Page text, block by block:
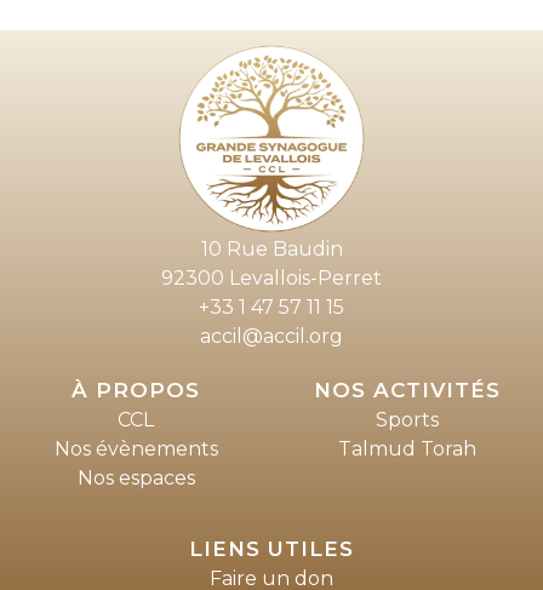
10 Rue Baudin
92300 Levallois-Perret
+33 1 47 57 11 15
accil@accil.org
À PROPOS
CCL
Nos évènements
Nos espaces
NOS ACTIVITÉS
Sports
Talmud Torah
LIENS UTILES
Faire un don